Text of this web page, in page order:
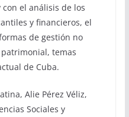
el análisis de los
y financieros, el
de gestión no
temas
de Cuba.
Alie Pérez Véliz,
Sociales y